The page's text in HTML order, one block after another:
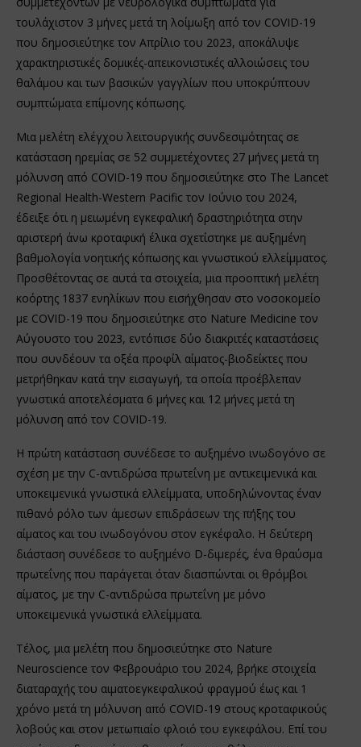
τουλάχιστον 3 μήνες μετά τη λοίμωξη από τον COVID-19
που δημοσιεύτηκε τον Απρίλιο του 2023, αποκάλυψε
χαρακτηριστικές δομικές-απεικονιστικές αλλοιώσεις του
θαλάμου και των βασικών γαγγλίων που υποκρύπτουν
συμπτώματα επίμονης κόπωσης.
Μια μελέτη ελέγχου λειτουργικής συνδεσιμότητας σε
κατάσταση ηρεμίας σε 52 συμμετέχοντες 27 μήνες μετά τη
μόλυνση από COVID-19 που δημοσιεύτηκε στο The Lancet
Regional Health-Western Pacific τον Ιούνιο του 2024,
έδειξε ότι η μειωμένη εγκεφαλική δραστηριότητα στην
αριστερή άνω κροταφική έλικα σχετίστηκε με αυξημένη
βαθμολογία νοητικής κόπωσης και γνωστικού ελλείμματος.
Προσθέτοντας σε αυτά τα στοιχεία, μια προοπτική μελέτη
κοόρτης 1837 ενηλίκων που εισήχθησαν στο νοσοκομείο
με COVID-19 που δημοσιεύτηκε στο Nature Medicine τον
Αύγουστο του 2023, εντόπισε δύο διακριτές καταστάσεις
που συνδέουν τα οξέα προφίλ αίματος-βιοδείκτες που
μετρήθηκαν κατά την εισαγωγή, τα οποία προέβλεπαν
γνωστικά αποτελέσματα 6 μήνες και 12 μήνες μετά τη
μόλυνση από τον COVID-19.
Η πρώτη κατάσταση συνέδεσε το αυξημένο ινωδογόνο σε
σχέση με την C-αντιδρώσα πρωτεΐνη με αντικειμενικά και
υποκειμενικά γνωστικά ελλείμματα, υποδηλώνοντας έναν
πιθανό ρόλο των άμεσων επιδράσεων της πήξης του
αίματος και του ινωδογόνου στον εγκέφαλο. Η δεύτερη
διάσταση συνέδεσε το αυξημένο D-διμερές, ένα θραύσμα
πρωτεΐνης που παράγεται όταν διασπώνται οι θρόμβοι
αίματος, με την C-αντιδρώσα πρωτεΐνη με μόνο
υποκειμενικά γνωστικά ελλείμματα.
Τέλος, μια μελέτη που δημοσιεύτηκε στο Nature
Neuroscience τον Φεβρουάριο του 2024, βρήκε στοιχεία
διαταραχής του αιματοεγκεφαλικού φραγμού έως και 1
χρόνο μετά τη μόλυνση από COVID-19 στους κροταφικούς
λοβούς και στον μετωπιαίο φλοιό του εγκεφάλου. Επί του